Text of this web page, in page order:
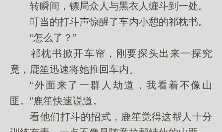
转瞬间，镖局众人与黑衣人缠斗到一处。
叮当的打斗声惊醒了车内小憩的祁枕书。
“怎么了？”
祁枕书掀开车帘，刚要探头出来一探究
竟，鹿笙迅速将她推回车内。
“外面来了一群人劫道，我看着不像山
匪。”鹿笙快速说道。
看他们打斗的招式，鹿笙觉得这帮人十分